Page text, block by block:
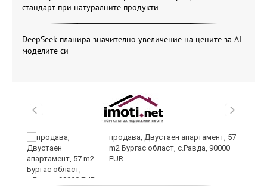
стандарт при натуралните продукти
DeepSeek планира значително увеличение на цените за AI
моделите си
продава, Двустаен апартамент, 57
m2 Бургас област, с.Равда, 90000
EUR